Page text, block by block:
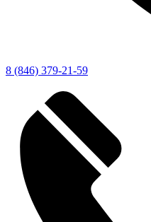
8 (846) 379-21-59